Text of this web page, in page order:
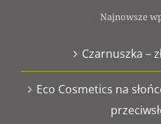
Najnowsze
Czarnuszka –
Eco Cosmetics na